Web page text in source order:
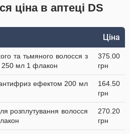
ціна в аптеці DS
Ціна
та тьмяного волосся з
250 мл 1 флакон
375.00
грн
ефектом 200 мл
164.50
грн
розплутування волосся
270.20
грн